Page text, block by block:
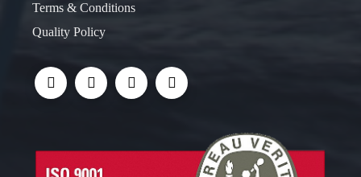
Terms & Conditions
Quality Policy